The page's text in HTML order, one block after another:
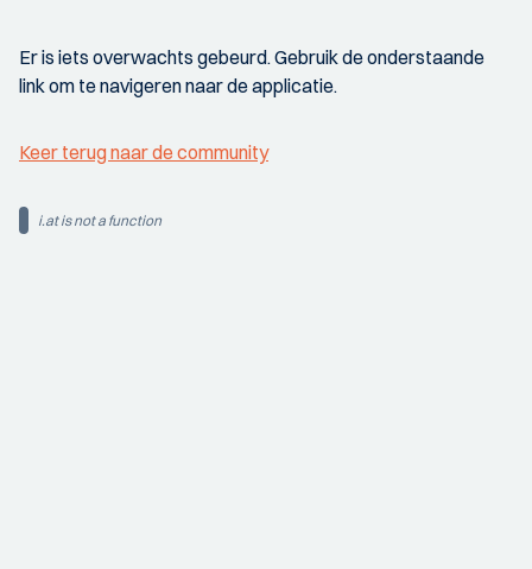
Er is iets overwachts gebeurd. Gebruik de onderstaande
link om te navigeren naar de applicatie.
Keer terug naar de community
i.at is not a function